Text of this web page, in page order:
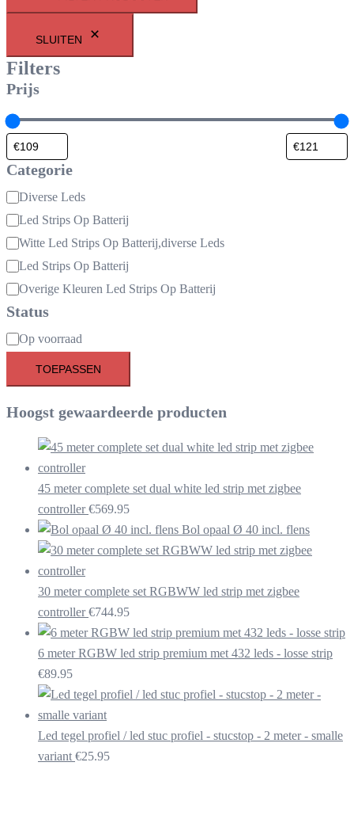
SLUITEN
Filters
Prijs
Categorie
Categorie
Diverse Leds
Led Strips Op Batterij
Witte Led Strips Op Batterij,diverse Leds
Led Strips Op Batterij
Overige Kleuren Led Strips Op Batterij
Status
Beschikbaarheid
Op voorraad
TOEPASSEN
Hoogst gewaardeerde producten
45 meter complete set dual white led strip met zigbee
controller €569.95
Bol opaal Ø 40 incl. flens
30 meter complete set RGBWW led strip met zigbee
controller €744.95
6 meter RGBW led strip premium met 432 leds - losse strip
€89.95
Led tegel profiel / led stuc profiel - stucstop - 2 meter - smalle
variant €25.95